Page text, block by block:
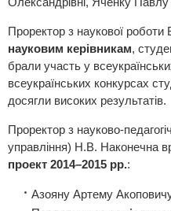
Проректор з наукової
науковим керівникам,
брали участь у
всеукраїнських конкурсах
досягли високих результатів.
Проректор з науково-
управління) Н.В. Наконечна
проект 2014–2015 рр.:
Азояну Артему